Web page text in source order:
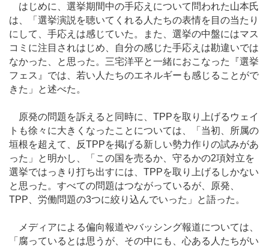
はじめに、選挙期間中の手応えについて問われた山本氏
は、「選挙演説を聴いてくれる人たちの表情を目の当たり
にして、手応えは感じていた。また、選挙の中盤にはマス
コミに注目されはじめ、自分の感じた手応えは勘違いでは
なかった、と思った。三宅洋平と一緒におこなった『選挙
フェス』では、若い人たちのエネルギーも感じることがで
きた」と述べた。
原発の問題を訴えると同時に、TPPを取り上げるウェイ
トも徐々に大きくなったことについては、「当初、所属の
垣根を超えて、反TPPを掲げる新しい勢力作りの試みがあ
った」と明かし、「この国を売るか、守るかの2項対立を
選挙ではっきり打ち出すには、TPPを取り上げるしかない
と思った。すべての問題はつながっているが、原発、
TPP、労働問題の3つに絞り込んでいった」と語った。
メディアによる偏向報道やバッシング報道については、
「腐っているとは思うが、その中にも、心ある人たちがい